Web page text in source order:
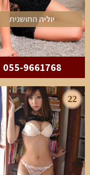
יוליה החושנית
055-9661768
22